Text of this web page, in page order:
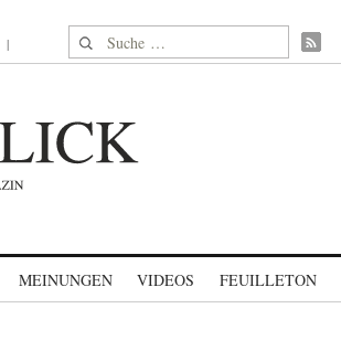
Suche nach:
MEINUNGEN VIDEOS FEUILLETON